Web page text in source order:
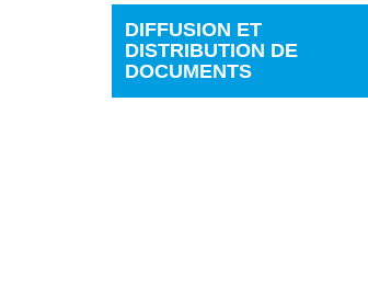
DIFFUSION ET
DISTRIBUTION DE
DOCUMENTS